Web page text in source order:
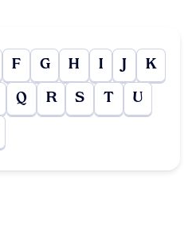
F G H I J K
Q R S T U